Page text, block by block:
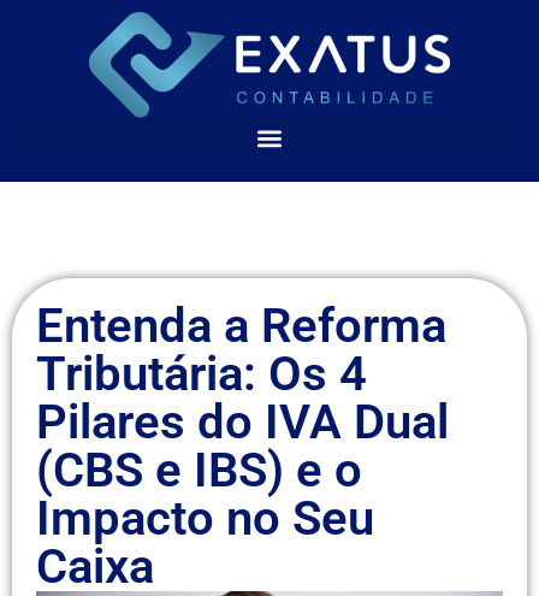
Entenda a Reforma
Tributária: Os 4
Pilares do IVA Dual
(CBS e IBS) e o
Impacto no Seu
Caixa